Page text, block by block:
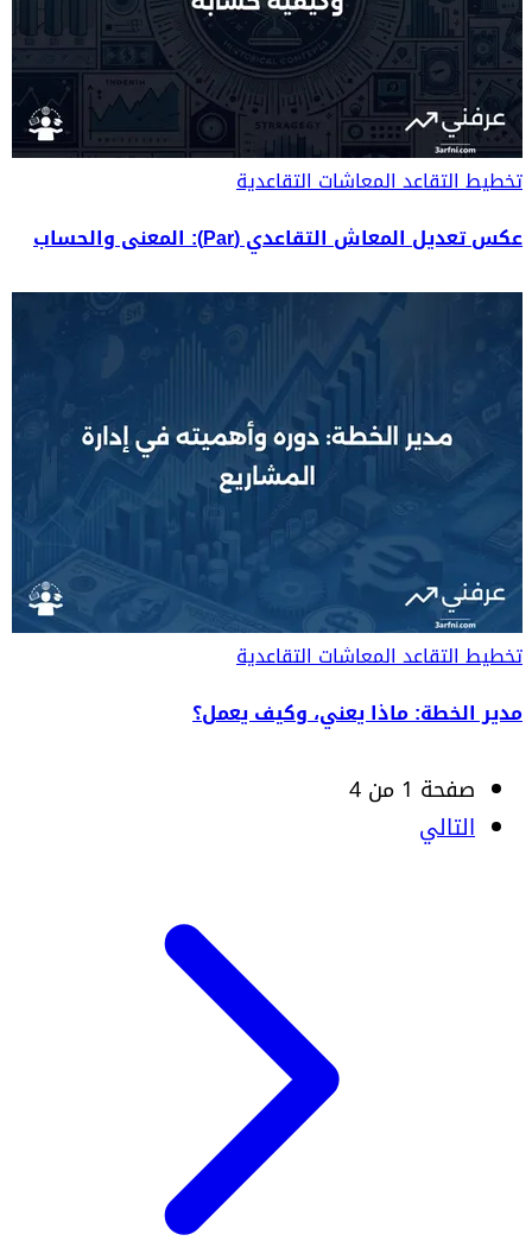
تخطيط التقاعدالمعاشات التقاعدية
عكس تعديل المعاش التقاعدي (Par): المعنى والحساب
تخطيط التقاعدالمعاشات التقاعدية
مدير الخطة: ماذا يعني، وكيف يعمل؟
صفحة 1 من 4
التالي